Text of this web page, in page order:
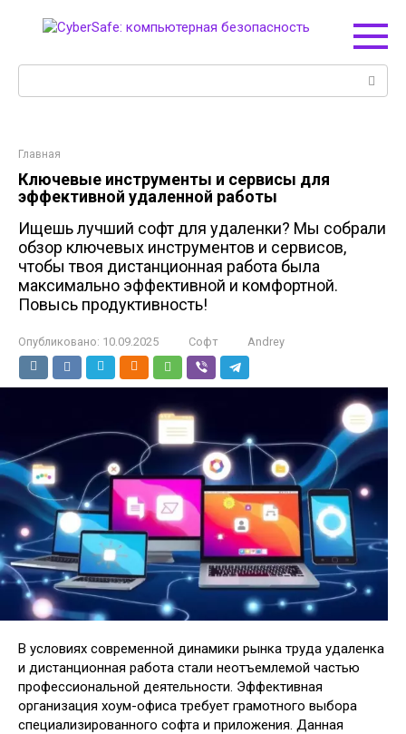
Главная
Ключевые инструменты и сервисы для
эффективной удаленной работы
Ищешь лучший софт для удаленки? Мы собрали
обзор ключевых инструментов и сервисов,
чтобы твоя дистанционная работа была
максимально эффективной и комфортной.
Повысь продуктивность!
Опубликовано: 10.09.2025 Софт Andrey
В условиях современной динамики рынка труда удаленка
и дистанционная работа стали неотъемлемой частью
профессиональной деятельности. Эффективная
организация хоум-офиса требует грамотного выбора
специализированного софта и приложения. Данная